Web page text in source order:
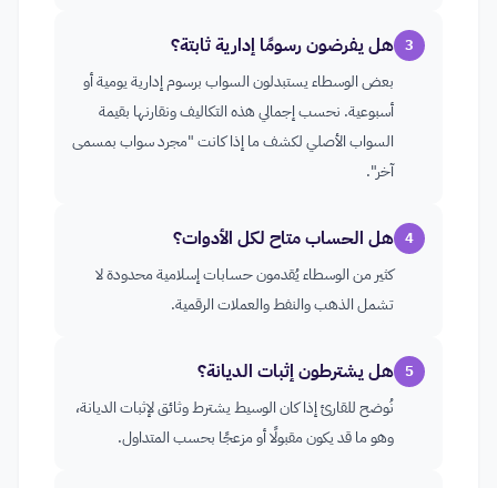
3 هل يفرضون رسومًا إدارية ثابتة؟
بعض الوسطاء يستبدلون السواب برسوم إدارية يومية أو
أسبوعية. نحسب إجمالي هذه التكاليف ونقارنها بقيمة
السواب الأصلي لكشف ما إذا كانت "مجرد سواب بمسمى
آخر".
4 هل الحساب متاح لكل الأدوات؟
كثير من الوسطاء يُقدمون حسابات إسلامية محدودة لا
تشمل الذهب والنفط والعملات الرقمية.
5 هل يشترطون إثبات الديانة؟
نُوضح للقارئ إذا كان الوسيط يشترط وثائق لإثبات الديانة،
وهو ما قد يكون مقبولًا أو مزعجًا بحسب المتداول.